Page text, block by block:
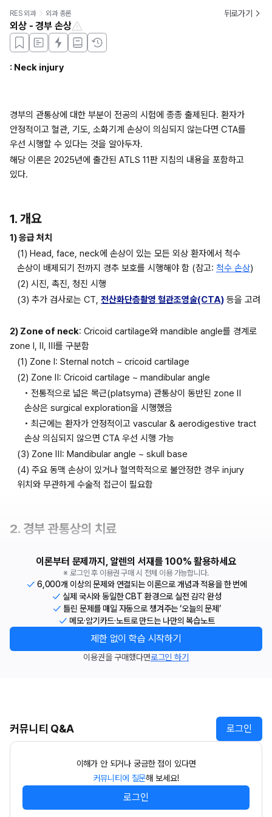
RES 외과 외과 총론 뒤로가기
외상 - 경부 손상
: Neck injury
경부의 관통상에 대한 부분이 전공의 시험에 종종 출제된다. 환자가
안정적이고 혈관, 기도, 소화기계 손상이 의심되지 않는다면 CTA를
우선 시행할 수 있다는 것을 알아두자.
해당 이론은 2025년에 출간된 ATLS 11판 지침의 내용을 포함하고
있다.
1. 개요
1) 응급 처치
(1) Head, face, neck에 손상이 있는 모든 외상 환자에서 척수
손상이 배제되기 전까지 경추 보호를 시행해야 함 (참고: 척수 손상)
(2) 시진, 촉진, 청진 시행
(3) 추가 검사로는 CT, 전산화단층촬영 혈관조영술(CTA) 등을 고려
2) Zone of neck: Cricoid cartilage와 mandible angle를 경계로
zone Ⅰ, Ⅱ, Ⅲ를 구분함
(1) Zone Ⅰ: Sternal notch ~ cricoid cartilage
(2) Zone Ⅱ: Cricoid cartilage ~ mandibular angle
• 전통적으로 넓은 목근(platsyma) 관통상이 동반된 zone Ⅱ
손상은 surgical exploration을 시행했음
• 최근에는 환자가 안정적이고 vascular & aerodigestive tract
손상 의심되지 않으면 CTA 우선 시행 가능
(3) Zone Ⅲ: Mandibular angle ~ skull base
(4) 주요 동맥 손상이 있거나 혈역학적으로 불안정한 경우 injury
위치와 무관하게 수술적 접근이 필요함
2. 경부 관통상의 치료
이론부터 문제까지, 알렌의 서재를 100% 활용하세요
※ 로그인 후 이용권 구매 시 전체 이용 가능합니다.
6,000개 이상의 문제와 연결되는 이론으로 개념과 적용을 한 번에
실제 국시와 동일한 CBT 환경으로 실전 감각 완성
틀린 문제를 매일 자동으로 챙겨주는 ‘오늘의 문제’
메모·암기카드·노트로 만드는 나만의 복습노트
제한 없이 학습 시작하기
이용권을 구매했다면로그인 하기
커뮤니티 Q&A 로그인
이해가 안 되거나 궁금한 점이 있다면
커뮤니티에 질문해 보세요!
로그인